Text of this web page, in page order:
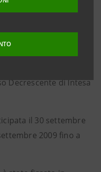
Decrescente di Intesa
il 30 settembre
2009 fino a